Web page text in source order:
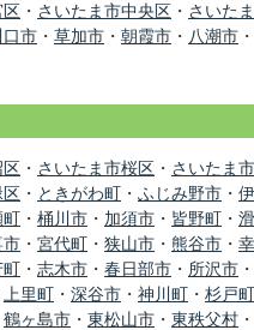
区 ・ さいたま市中央区 ・ さいた
口市 ・ 草加市 ・ 朝霞市 ・ 八潮市 ・
区 ・ さいたま市桜区 ・ さいたま
区 ・ ときがわ町 ・ ふじみ野市 ・
町 ・ 桶川市 ・ 加須市 ・ 皆野町 ・
市 ・ 宮代町 ・ 狭山市 ・ 熊谷市 ・
町 ・ 志木市 ・ 春日部市 ・ 所沢市 ・
上里町 ・ 深谷市 ・ 神川町 ・ 杉戸町
鶴ヶ島市 ・ 東松山市 ・ 東秩父村 ・